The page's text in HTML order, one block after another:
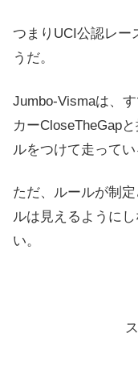
つまりUCI公認レー
うだ。
Jumbo-Vismaは、
カーCloseTheGap
ルをつけて走ってい
ただ、ルールが制
ルは見えるように
い。